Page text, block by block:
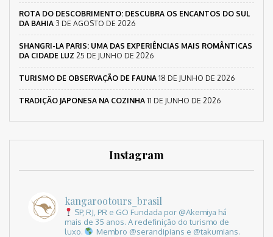
ROTA DO DESCOBRIMENTO: DESCUBRA OS ENCANTOS DO SUL
DA BAHIA 3 DE AGOSTO DE 2026
SHANGRI-LA PARIS: UMA DAS EXPERIÊNCIAS MAIS ROMÂNTICAS
DA CIDADE LUZ 25 DE JUNHO DE 2026
TURISMO DE OBSERVAÇÃO DE FAUNA 18 DE JUNHO DE 2026
TRADIÇÃO JAPONESA NA COZINHA 11 DE JUNHO DE 2026
Instagram
kangarootours_brasil
SP, RJ, PR e GO Fundada por @Akemiya há
mais de 35 anos. A redefinição do turismo de
luxo.
Membro @serandipians e @takumians.